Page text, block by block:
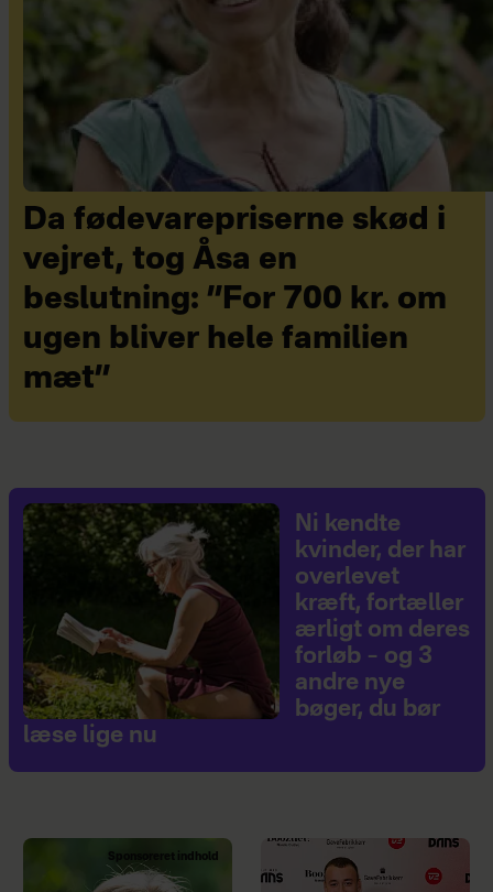
Da fødevarepriserne skød i
vejret, tog Åsa en
beslutning: ”For 700 kr. om
ugen bliver hele familien
mæt”
Ni kendte
kvinder, der har
overlevet
kræft, fortæller
ærligt om deres
forløb – og 3
andre nye
bøger, du bør
læse lige nu
Sponsoreret indhold